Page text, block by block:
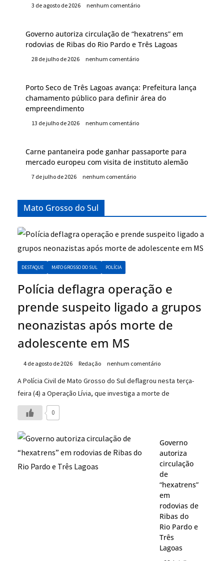
3 de agosto de 2026 nenhum comentário
Governo autoriza circulação de “hexatrens” em
rodovias de Ribas do Rio Pardo e Três Lagoas
28 de julho de 2026 nenhum comentário
Porto Seco de Três Lagoas avança: Prefeitura lança
chamamento público para definir área do
empreendimento
13 de julho de 2026 nenhum comentário
Carne pantaneira pode ganhar passaporte para
mercado europeu com visita de instituto alemão
7 de julho de 2026 nenhum comentário
Mato Grosso do Sul
DESTAQUE MATO GROSSO DO SUL POLÍCIA
Polícia deflagra operação e
prende suspeito ligado a grupos
neonazistas após morte de
adolescente em MS
4 de agosto de 2026 Redação nenhum comentário
A Polícia Civil de Mato Grosso do Sul deflagrou nesta terça-
feira (4) a Operação Lívia, que investiga a morte de
0
Governo
autoriza
circulação
de
“hexatrens”
em
rodovias de
Ribas do
Rio Pardo e
Três
Lagoas